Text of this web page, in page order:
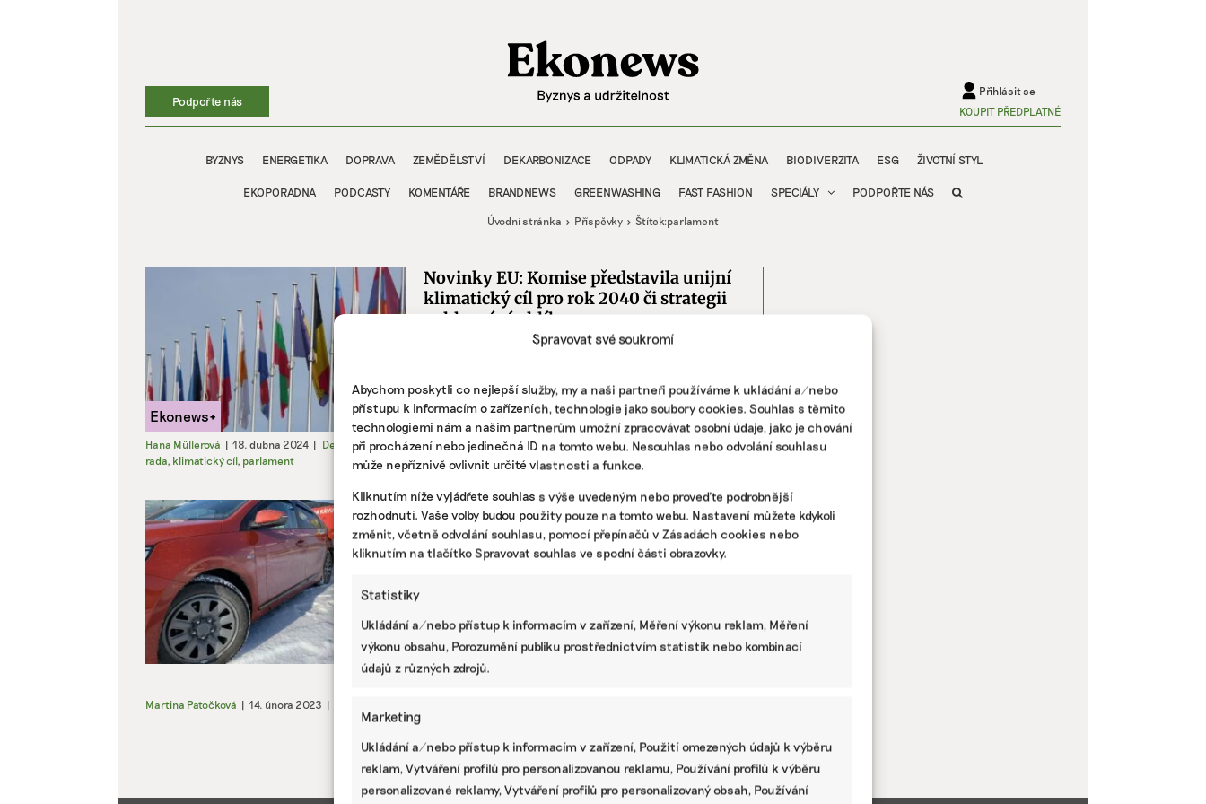
Spravovat své soukromí
Abychom poskytli co nejlepší služby, my a naši partneři používáme k ukládání a/nebo
přístupu k informacím o zařízeních, technologie jako soubory cookies. Souhlas s těmito
technologiemi nám a našim partnerům umožní zpracovávat osobní údaje, jako je chování
při procházení nebo jedinečná ID na tomto webu. Nesouhlas nebo odvolání souhlasu
může nepříznivě ovlivnit určité vlastnosti a funkce.
Kliknutím níže vyjádřete souhlas s výše uvedeným nebo proveďte podrobnější
rozhodnutí. Vaše volby budou použity pouze na tomto webu. Nastavení můžete kdykoli
změnit, včetně odvolání souhlasu, pomocí přepínačů v Zásadách cookies nebo
kliknutím na tlačítko Spravovat souhlas ve spodní části obrazovky.
Statistiky
Ukládání a/nebo přístup k informacím v zařízení, Měření výkonu reklam, Měření
výkonu obsahu, Porozumění publiku prostřednictvím statistik nebo kombinací
údajů z různých zdrojů.
Marketing
Ukládání a/nebo přístup k informacím v zařízení, Použití omezených údajů k výběru
reklam, Vytváření profilů pro personalizovanou reklamu, Používání profilů k výběru
personalizované reklamy, Vytváření profilů pro personalizovaný obsah, Používání
Podpořte nás
Přihlásit se
KOUPIT PŘEDPLATNÉ
BYZNYS ENERGETIKA DOPRAVA ZEMĚDĚLSTVÍ DEKARBONIZACE ODPADY KLIMATICKÁ ZMĚNA BIODIVERZITA ESG ŽIVOTNÍ STYL
EKOPORADNA PODCASTY KOMENTÁŘE BRANDNEWS GREENWASHING FAST FASHION SPECIÁLY PODPOŘTE NÁS
Úvodní stránka Příspěvky Štítek:parlament
Novinky EU: Komise představila unijní
klimatický cíl pro rok 2040 či strategii
pohlcování uhlíku
První měsíce roku 2024 přinesly několik důležitých
nejdůležitějších z nich.
Hana Müllerová | 18. dubna 2024 | Dekarbonizace,ESG,Greenwashing,Klimatická změna | emise CO2,EU,Evropská
rada, klimatický cíl, parlament
Evropský parlament potvrdil nulové
emise u aut od roku 2035. Skončí tím
prodej nových aut na benzin a naftu
února 2023 schválili návrh, který zjednodušeně
řečeno znamená konec prodeje nových aut se
spalovacími motory po roce 2035.
Martina Patočková | 14. února 2023 |